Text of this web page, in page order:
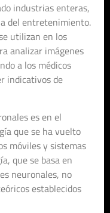
industrias enteras,
del entretenimiento.
utilizan en los
analizar imágenes
a los médicos
indicativos de
es en el
que se ha vuelto
móviles y sistemas
que se basa en
neuronales, no
establecidos